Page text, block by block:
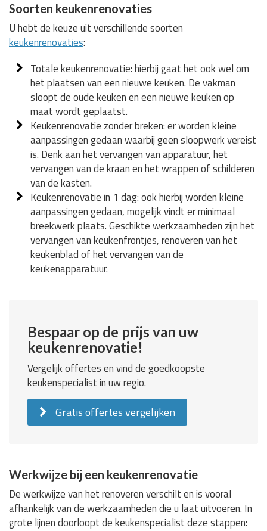
Soorten keukenrenovaties
U hebt de keuze uit verschillende soorten
keukenrenovaties:
Totale keukenrenovatie: hierbij gaat het ook wel om
het plaatsen van een nieuwe keuken. De vakman
sloopt de oude keuken en een nieuwe keuken op
maat wordt geplaatst.
Keukenrenovatie zonder breken: er worden kleine
aanpassingen gedaan waarbij geen sloopwerk vereist
is. Denk aan het vervangen van apparatuur, het
vervangen van de kraan en het wrappen of schilderen
van de kasten.
Keukenrenovatie in 1 dag: ook hierbij worden kleine
aanpassingen gedaan, mogelijk vindt er minimaal
breekwerk plaats. Geschikte werkzaamheden zijn het
vervangen van keukenfrontjes, renoveren van het
keukenblad of het vervangen van de
keukenapparatuur.
Bespaar op de prijs van uw
keukenrenovatie!
Vergelijk offertes en vind de goedkoopste
keukenspecialist in uw regio.
Gratis offertes vergelijken
Werkwijze bij een keukenrenovatie
De werkwijze van het renoveren verschilt en is vooral
afhankelijk van de werkzaamheden die u laat uitvoeren. In
grote lijnen doorloopt de keukenspecialist deze stappen: